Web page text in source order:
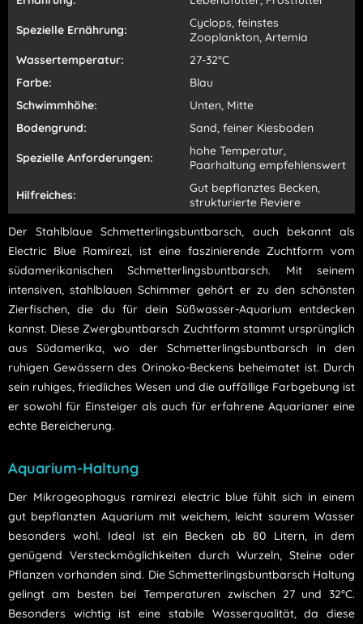
Spezielle Ernährung:
Cyclops, feinstes
Zooplankton, Artemia
Wassertemperatur:
27-32°C
Farbe:
Blau
Schwimmhöhe:
Unten, Mitte
Bodengrund:
Sand, feiner Kiesboden
Spezielle Anforderungen:
hohe Temperatur,
Paarhaltung empfehlenswert
Hilfreiches:
Gut bepflanztes Becken,
strukturierte Reviere
Der Stahlblaue Schmetterlingsbuntbarsch, auch bekannt als
Electric Blue Ramirezi, ist eine faszinierende Zuchtform vom
südamerikanischen Schmetterlingsbuntbarsch. Mit seinem
intensiven, stahlblauen Schimmer gehört er zu den schönsten
Zierfischen, die du für dein Süßwasser-Aquarium entdecken
kannst. Diese Zwergbuntbarsch Zuchtform stammt ursprünglich
aus Südamerika, wo der Schmetterlingsbuntbarsch in den
ruhigen Gewässern des Orinoko-Beckens beheimatet ist. Durch
sein ruhiges, friedliches Wesen und die auffällige Farbgebung ist
er sowohl für Einsteiger als auch für erfahrene Aquarianer eine
echte Bereicherung.
Aquarium-Haltung
Der Mikrogeophagus ramirezi electric blue fühlt sich in einem
gut bepflanzten Aquarium mit weichem, leicht saurem Wasser
besonders wohl. Ideal ist ein Becken ab 80 Litern, in dem
genügend Versteckmöglichkeiten durch Wurzeln, Steine oder
Pflanzen vorhanden sind. Die Schmetterlingsbuntbarsch Haltung
gelingt am besten bei Temperaturen zwischen 27 und 32°C.
Besonders wichtig ist eine stabile Wasserqualität, da diese